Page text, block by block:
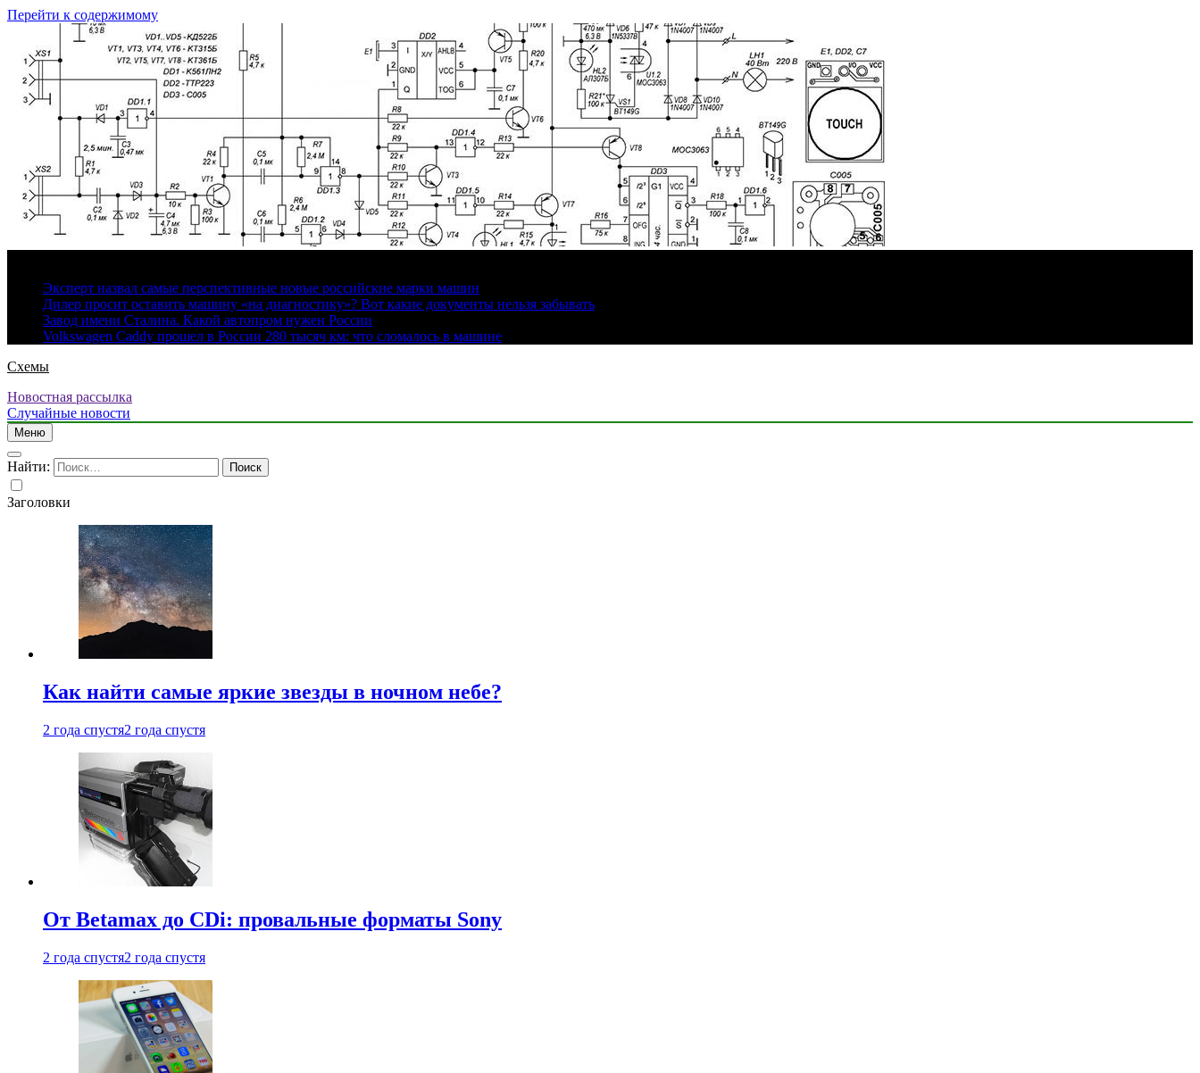
Перейти к содержимому
Эксперт назвал самые перспективные новые российские марки машин
Дилер просит оставить машину «на диагностику»? Вот какие документы нельзя забывать
Завод имени Сталина. Какой автопром нужен России
Volkswagen Caddy прошел в России 280 тысяч км: что сломалось в машине
Схемы
Новостная рассылка
Случайные новости
Меню
Найти:
Заголовки
Как найти самые яркие звезды в ночном небе?
2 года спустя2 года спустя
От Betamax до CDi: провальные форматы Sony
2 года спустя2 года спустя